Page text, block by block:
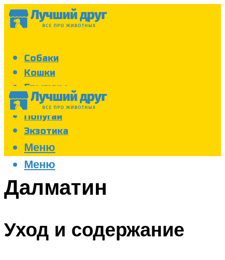
Собаки
Кошки
Грызуны
Аквариум
Попугаи
Экзотика
Меню
Меню
Далматин
Уход и содержание